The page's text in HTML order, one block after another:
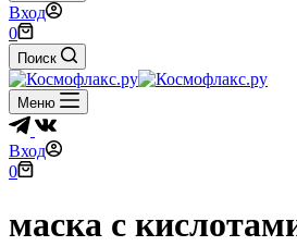
Вход
Корзина
0
Поиск
Меню
Вход
Корзина
0
маска с